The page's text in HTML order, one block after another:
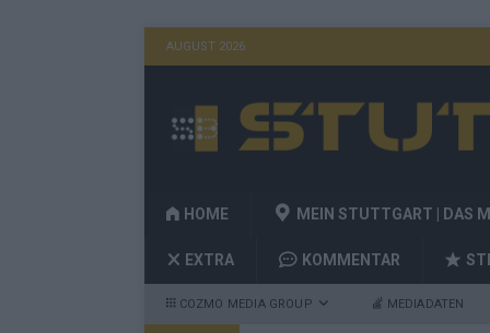
AUGUST 2026
HOME MEIN STUTTGART | DAS
EXTRA KOMMENTAR
COZMO MEDIA GROUP MEDIADATEN